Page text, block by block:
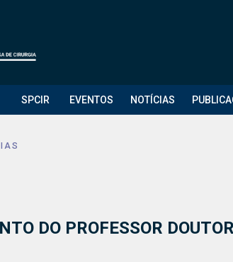
SPCIR EVENTOS NOTÍCIAS
DO PROFESSOR